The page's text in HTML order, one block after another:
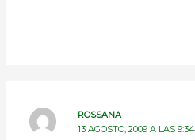
ROSSANA
13 AGOSTO, 2009 A LAS